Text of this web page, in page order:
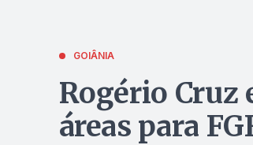
GOIÂNIA
Rogério Cruz
áreas para